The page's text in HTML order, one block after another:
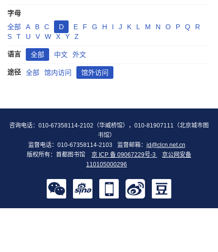
字母
全部
A B C D E F G H I J K L M N O P Q
R
S
T U V W X Y Z
语言 全部 中文 外文
途径 全部 馆内访问 馆外访问
咨询电话：010-67358114-2102（华威桥馆），010-81907111（北京城市图
书馆）
监督电话：010-67358114-2103
监督邮箱： jd@clcn.net.cn
版权所有：首都图书馆
京 ICP 备 09067229号-3
京公网安备
110105000296